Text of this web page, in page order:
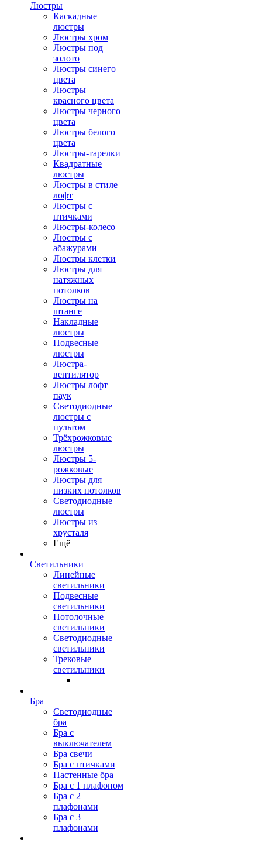
Люстры
Каскадные
люстры
Люстры хром
Люстры под
золото
Люстры синего
цвета
Люстры
красного цвета
Люстры черного
цвета
Люстры белого
цвета
Люстры-тарелки
Квадратные
люстры
Люстры в стиле
лофт
Люстры с
птичками
Люстры-колесо
Люстры с
абажурами
Люстры клетки
Люстры для
натяжных
потолков
Люстры на
штанге
Накладные
люстры
Подвесные
люстры
Люстра-
вентилятор
Люстры лофт
паук
Светодиодные
люстры с
пультом
Трёхрожковые
люстры
Люстры 5-
рожковые
Люстры для
низких потолков
Cветодиодные
люстры
Люстры из
хрусталя
Ещё
Светильники
Линейные
светильники
Подвесные
светильники
Потолочные
светильники
Светодиодные
светильники
Трековые
светильники
Бра
Светодиодные
бра
Бра с
выключателем
Бра свечи
Бра с птичками
Настенные бра
Бра с 1 плафоном
Бра с 2
плафонами
Бра с 3
плафонами